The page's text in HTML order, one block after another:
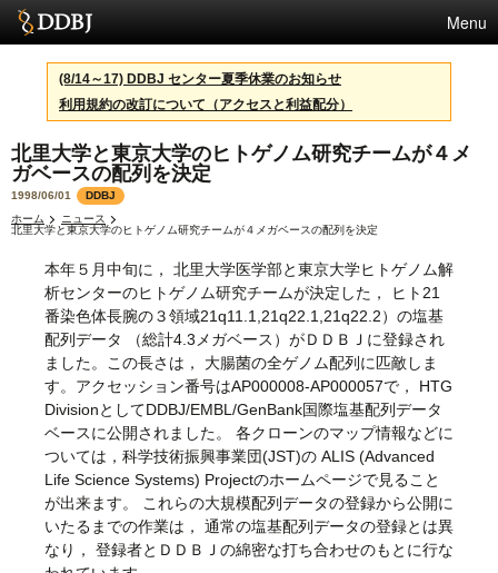
Menu
サービス
スパコン
統計
活動
センターについて
利用規約
問合せ
(8/14～17) DDBJ センター夏季休業のお知らせ
利用規約の改訂について（アクセスと利益配分）
北里大学と東京大学のヒトゲノム研究チームが４メ
ガベースの配列を決定
1998/06/01
DDBJ
ホーム
ニュース
北里大学と東京大学のヒトゲノム研究チームが４メガベースの配列を決定
本年５月中旬に， 北里大学医学部と東京大学ヒトゲノム解
析センターのヒトゲノム研究チームが決定した， ヒト21
番染色体長腕の３領域21q11.1,21q22.1,21q22.2）の塩基
配列データ （総計4.3メガベース）がＤＤＢＪに登録され
ました。この長さは， 大腸菌の全ゲノム配列に匹敵しま
す。アクセッション番号はAP000008-AP000057で， HTG
DivisionとしてDDBJ/EMBL/GenBank国際塩基配列データ
ベースに公開されました。 各クローンのマップ情報などに
ついては，科学技術振興事業団(JST)の ALIS (Advanced
Life Science Systems) Projectのホームページで見ること
が出来ます。 これらの大規模配列データの登録から公開に
いたるまでの作業は， 通常の塩基配列データの登録とは異
なり， 登録者とＤＤＢＪの綿密な打ち合わせのもとに行な